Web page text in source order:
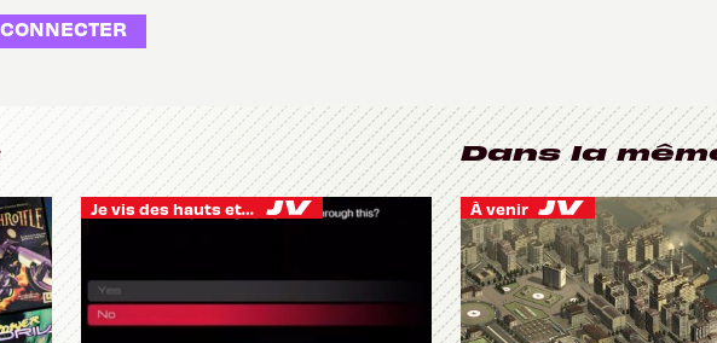
Je vis des hauts et des bas
Dans la
À venir